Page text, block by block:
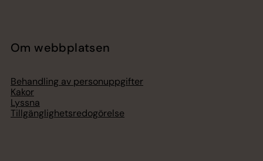
Om webbplatsen
Behandling av personuppgifter
Kakor
Lyssna
Tillgänglighetsredogörelse